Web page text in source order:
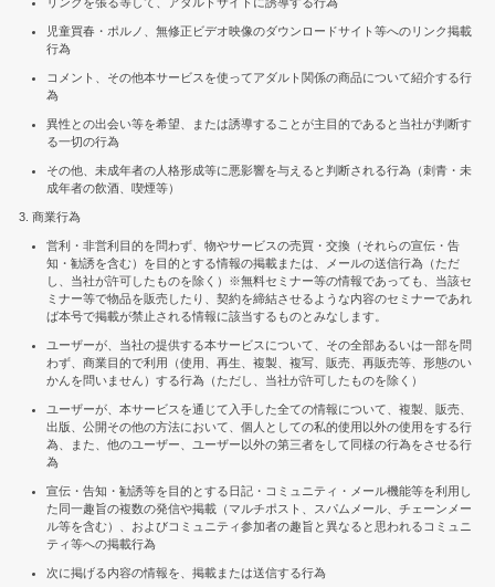
児童買春・ポルノ、無修正ビデオ映像のダウンロードサイト等へのリンク掲載
行為
コメント、その他本サービスを使ってアダルト関係の商品について紹介する行
為
異性との出会い等を希望、または誘導することが主目的であると当社が判断す
る一切の行為
その他、未成年者の人格形成等に悪影響を与えると判断される行為（刺青・未
成年者の飲酒、喫煙等）
商業行為
営利・非営利目的を問わず、物やサービスの売買・交換（それらの宣伝・告
知・勧誘を含む）を目的とする情報の掲載または、メールの送信行為（ただ
し、当社が許可したものを除く）※無料セミナー等の情報であっても、当該セ
ミナー等で物品を販売したり、契約を締結させるような内容のセミナーであれ
ば本号で掲載が禁止される情報に該当するものとみなします。
ユーザーが、当社の提供する本サービスについて、その全部あるいは一部を問
わず、商業目的で利用（使用、再生、複製、複写、販売、再販売等、形態のい
かんを問いません）する行為（ただし、当社が許可したものを除く）
ユーザーが、本サービスを通じて入手した全ての情報について、複製、販売、
出版、公開その他の方法において、個人としての私的使用以外の使用をする行
為、また、他のユーザー、ユーザー以外の第三者をして同様の行為をさせる行
為
宣伝・告知・勧誘等を目的とする日記・コミュニティ・メール機能等を利用し
た同一趣旨の複数の発信や掲載（マルチポスト、スパムメール、チェーンメー
ル等を含む）、およびコミュニティ参加者の趣旨と異なると思われるコミュニ
ティ等への掲載行為
次に掲げる内容の情報を、掲載または送信する行為